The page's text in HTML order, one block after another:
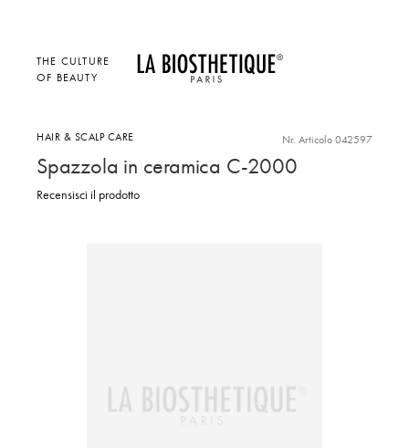
THE CULTURE
OF BEAUTY
HAIR & SCALP CARE Nr. Articolo 042597
Spazzola in ceramica C-2000
Recensisci il prodotto